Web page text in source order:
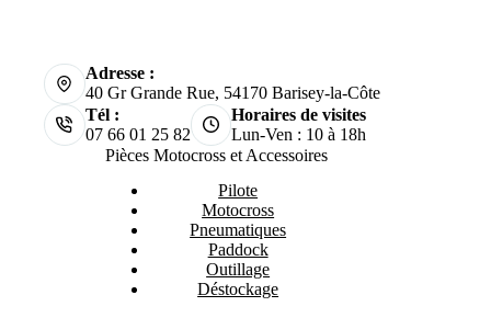
Adresse :
40 Gr Grande Rue, 54170 Barisey-la-Côte
Tél :
07 66 01 25 82
Horaires de visites
Lun-Ven : 10 à 18h
Pièces Motocross et Accessoires
Pilote
Motocross
Pneumatiques
Paddock
Outillage
Déstockage